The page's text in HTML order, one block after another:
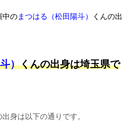
中のまつはる（松田陽斗） くんの出
）くんの出身は埼玉県で
身は以下の通りです。